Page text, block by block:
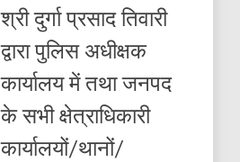
श्री दुर्गा प्रसाद तिवारी
द्वारा पुलिस अधीक्षक
कार्यालय में तथा जनपद
के सभी क्षेत्राधिकारी
कार्यालयों/थानों/